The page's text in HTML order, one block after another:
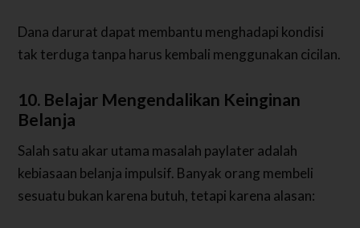
Dana darurat dapat membantu menghadapi kondisi
tak terduga tanpa harus kembali menggunakan cicilan.
10. Belajar Mengendalikan Keinginan
Belanja
Salah satu akar utama masalah paylater adalah
kebiasaan belanja impulsif. Banyak orang membeli
sesuatu bukan karena butuh, tetapi karena alasan: